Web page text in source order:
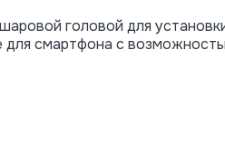
головой для
смартфона с